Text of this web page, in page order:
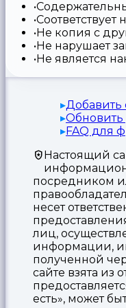
Соответствует
Не копия с
Не нарушает
Не является
FAQ для
Настоящий
посредником
несет
лиц,
информации,
полученной
сайте взята из
есть», может